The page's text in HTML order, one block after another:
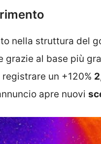
nella struttura del
grazie al base più
un +120%
apre nuovi